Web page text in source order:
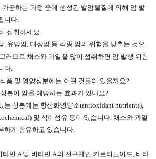
공하는 과정 중에 생성된 발암물질에 의해 암 발
니다.
섭취하세요.
, 유방암, 대장암 등 각종 암의 위험을 낮추는 것으
러므로 채소와 과일을 많이 섭취하면 암 발생 위험
다.
품 및 영양성분에는 어떤 것들이 있을까요?
분이 암을 예방하는 효과가 있나요?
는 성분에는 항산화영양소(antioxidant nutrients),
및 식이섬유 등이 있습니다. 채소와 과일
하게 함유하고 있습니다.
민 A 및 비타민 A의 전구체인 카로티노이드, 비타